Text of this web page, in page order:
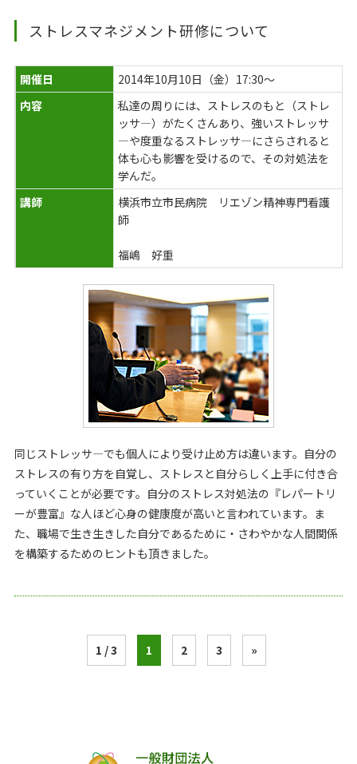
ストレスマネジメント研修について
開催日
2014年10月10日（金）17:30～
内容
私達の周りには、ストレスのもと（ストレ
ッサ―）がたくさんあり、強いストレッサ
―や度重なるストレッサ―にさらされると
体も心も影響を受けるので、その対処法を
学んだ。
講師
横浜市立市民病院 リエゾン精神専門看護
師
福嶋 好重
同じストレッサ―でも個人により受け止め方は違います。自分の
ストレスの有り方を自覚し、ストレスと自分らしく上手に付き合
っていくことが必要です。自分のストレス対処法の『レパートリ
ーが豊富』な人ほど心身の健康度が高いと言われています。ま
た、職場で生き生きした自分であるために・さわやかな人間関係
を構築するためのヒントも頂きました。
1 / 3 1 2 3 »